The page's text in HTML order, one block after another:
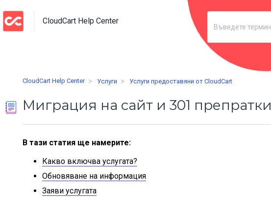
CloudCart Help Center
CloudCart Help Center Услуги Услуги предоставяни от CloudCart
Миграция на сайт и 301 препратки
В тази статия ще намерите:
Какво включва услугата?
Обновяване на информация
Заяви услугата